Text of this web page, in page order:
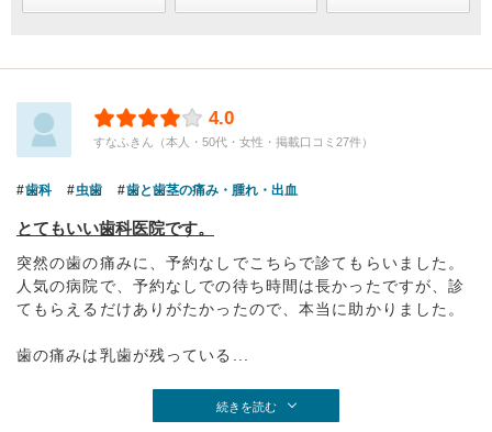
4.0
すなふきん（本人・50代・女性・掲載口コミ27件）
歯科 虫歯 歯と歯茎の痛み・腫れ・出血
とてもいい歯科医院です。
突然の歯の痛みに、予約なしでこちらで診てもらいました。
人気の病院で、予約なしでの待ち時間は長かったですが、診
てもらえるだけありがたかったので、本当に助かりました。
歯の痛みは乳歯が残っている...
続きを読む